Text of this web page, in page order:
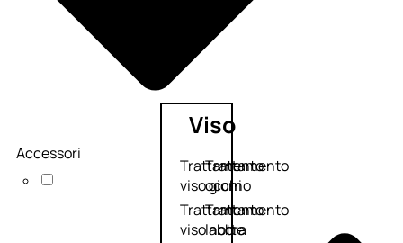
Viso
Trattamento
viso giorno
Trattamento
viso notte
Trattamento
occhi
Trattamento
labbra
Accessori